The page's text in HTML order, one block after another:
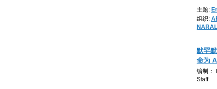
主题:
组织:
默罕
命为
编制：
Staff